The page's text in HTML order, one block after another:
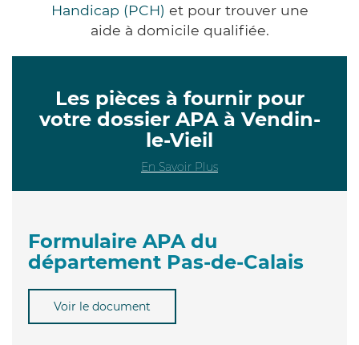
Handicap (PCH) et pour trouver une
aide à domicile qualifiée.
Les pièces à fournir pour
votre dossier APA à Vendin-
le-Vieil
En Savoir Plus
Formulaire APA du
département Pas-de-Calais
Voir le document